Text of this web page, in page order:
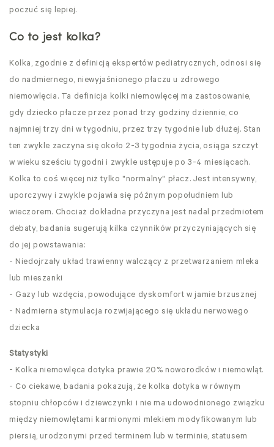
poczuć się lepiej.
Co to jest kolka?
Kolka, zgodnie z definicją ekspertów pediatrycznych, odnosi się
do nadmiernego, niewyjaśnionego płaczu u zdrowego
niemowlęcia. Ta definicja kolki niemowlęcej ma zastosowanie,
gdy dziecko płacze przez ponad trzy godziny dziennie, co
najmniej trzy dni w tygodniu, przez trzy tygodnie lub dłużej. Stan
ten zwykle zaczyna się około 2-3 tygodnia życia, osiąga szczyt
w wieku sześciu tygodni i zwykle ustępuje po 3-4 miesiącach.
Kolka to coś więcej niż tylko "normalny" płacz. Jest intensywny,
uporczywy i zwykle pojawia się późnym popołudniem lub
wieczorem. Chociaż dokładna przyczyna jest nadal przedmiotem
debaty, badania sugerują kilka czynników przyczyniających się
do jej powstawania:
- Niedojrzały układ trawienny walczący z przetwarzaniem mleka
lub mieszanki
- Gazy lub wzdęcia, powodujące dyskomfort w jamie brzusznej
- Nadmierna stymulacja rozwijającego się układu nerwowego
dziecka
Statystyki
- Kolka niemowlęca dotyka prawie 20% noworodków i niemowląt.
- Co ciekawe, badania pokazują, że kolka dotyka w równym
stopniu chłopców i dziewczynki i nie ma udowodnionego związku
między niemowlętami karmionymi mlekiem modyfikowanym lub
piersią, urodzonymi przed terminem lub w terminie, statusem